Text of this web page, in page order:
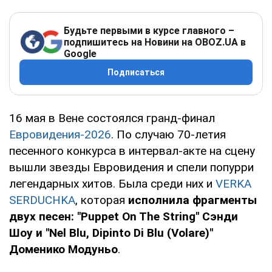
Будьте первыми в курсе главного –
подпишитесь на Новини на OBOZ.UA в
Google
Подписаться
16 мая в Вене состоялся гранд-финал
Евровидения-2026. По случаю 70-летия
песенного конкурса в интервал-акте на сцену
вышли звезды Евровидения и спели попурри
легендарных хитов. Была среди них и VERKA
SERDUCHKА, которая исполнила фрагменты
двух песен: "Puppet On The String" Сэнди
Шоу и "Nel Blu, Dipinto Di Blu (Volare)"
Доменико Модуньо.